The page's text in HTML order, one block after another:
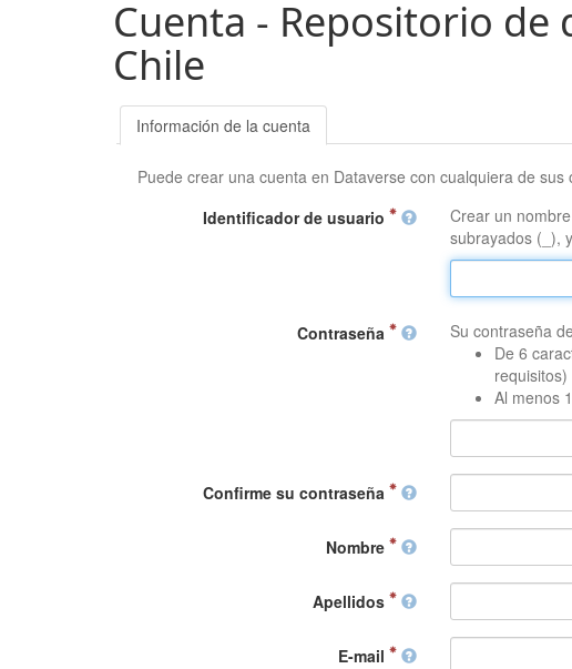
Cuenta - Repositorio
Chile
Información de la cuenta
Puede crear una cuenta en Dataverse con cualquiera de
Identificador de usuario
Crear un
subrayados (_),
Contraseña
Su contraseña
De 6
requisitos)
Al menos
Confirme su contraseña
Nombre
Apellidos
E-mail